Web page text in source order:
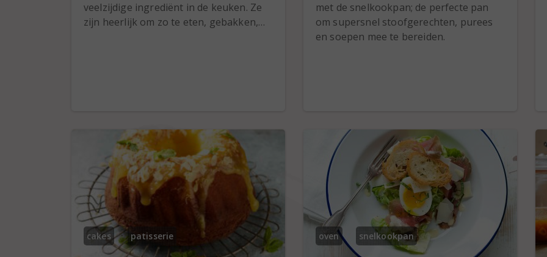
veelzijdige ingrediënt in de keuken. Ze
zijn heerlijk om zo te eten, gebakken,…
met de snelkookpan; de perfecte pan
om supersnel stoofgerechten, purees
en soepen mee te bereiden.
cakes patisserie oven snelkookpan